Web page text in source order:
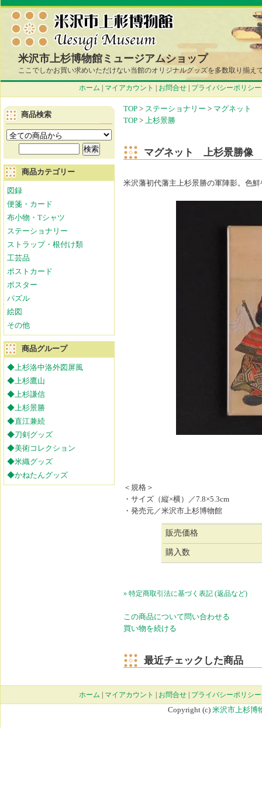
米沢市上杉博物館ミュージアムショップ
ここでしかお買い求めいただけない当館のオリジナルグッズを多数取り揃え
ホーム マイアカウント お問合せ プライバシーポリシー
TOP > ステーショナリー > マグネット
TOP > 上杉景勝
マグネット 上杉景勝像
米沢藩初代藩主上杉景勝の軍陣影。色
＜規格＞
・サイズ（縦×横）／7.8×5.3cm
・発売元／米沢市上杉博物館
販売価格
購入数
» 特定商取引法に基づく表記 (返品など)
この商品について問い合わせる
買い物を続ける
最近チェックした商品
商品検索
商品カテゴリー
図録
便箋・カード
布小物・Tシャツ
ステーショナリー
ストラップ・根付け類
工芸品
ポストカード
ポスター
パズル
絵図
その他
商品グループ
◆上杉洛中洛外図屏風
◆上杉鷹山
◆上杉謙信
◆上杉景勝
◆直江兼続
◆刀剣グッズ
◆美術コレクション
◆米織グッズ
◆かねたんグッズ
ホーム マイアカウント お問合せ プライバシーポリシー
Copyright (c) 米沢市上杉博